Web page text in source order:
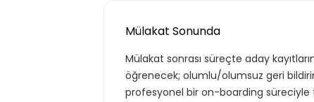
Mülakat Sonunda
Mülakat sonrası süreçte aday
öğrenecek; olumlu/olumsuz geri
profesyonel bir on-boarding süreciyle
Kurumun temelde ihtiyaç
hayatı için gerekli olabilecek, ana
kapsar.